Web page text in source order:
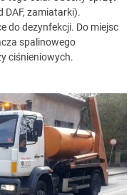
DAF, zamiatarki).
do dezynfekcji. Do miejsc
spalinowego
ciśnieniowych.